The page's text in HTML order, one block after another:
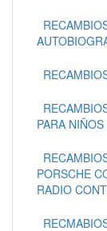
PARA NIÑOS
PORSCHE
RADIO